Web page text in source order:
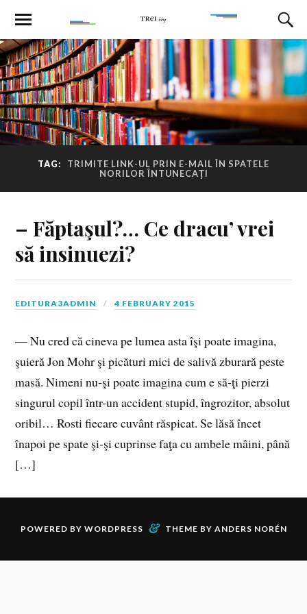
TAG:
TRIMITE LINK-UL PRIN E-MAIL ÎN SPATELE
NORILOR ÎNTUNECAŢI
– Făptaşul?… Ce dracu’ vrei
să insinuezi?
EDITURA3ADMIN 4 FEBRUARY 2015
— Nu cred că cineva pe lumea asta îşi poate imagina,
şuieră Jon Mohr şi picături mici de salivă zburară peste
masă. Nimeni nu‑şi poate imagina cum e să‑ţi pierzi
singurul copil într-un accident stupid, îngrozitor, absolut
oribil… Rosti fiecare cuvânt răspicat. Se lăsă încet
înapoi pe spate şi‑şi cuprinse faţa cu ambele mâini, până
[…]
POWERED BY WORDPRESS & THEME BY ANDERS NORÉN